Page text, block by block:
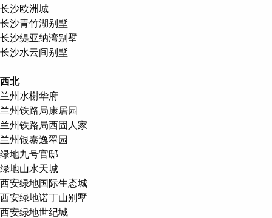
长沙欧洲城
长沙青竹湖别墅
长沙缇亚纳湾别墅
长沙水云间别墅
西北
兰州水榭华府
兰州铁路局康居园
兰州铁路局西固人家
兰州银泰逸翠园
绿地九号官邸
绿地山水天城
西安绿地国际生态城
西安绿地诺丁山别墅
西安绿地世纪城